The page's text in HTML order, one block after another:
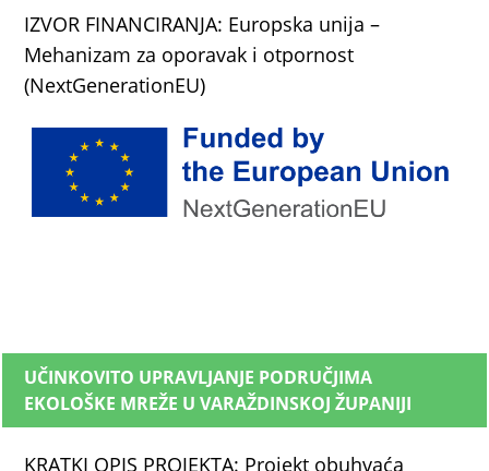
IZVOR FINANCIRANJA: Europska unija –
Mehanizam za oporavak i otpornost
(NextGenerationEU)
UČINKOVITO UPRAVLJANJE PODRUČJIMA
EKOLOŠKE MREŽE U VARAŽDINSKOJ ŽUPANIJI
KRATKI OPIS PROJEKTA: Projekt obuhvaća